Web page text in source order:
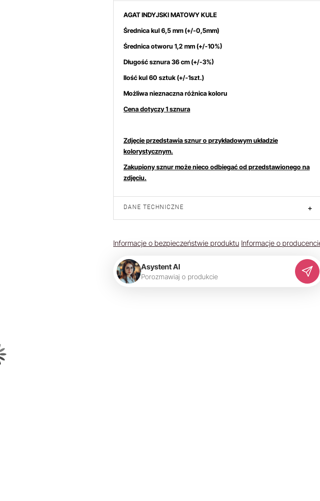
AGAT INDYJSKI MATOWY KULE
Średnica kul 6,5 mm(+/-0,5mm)
Średnica otworu 1,2 mm (+/-10%)
Długość sznura 36 cm (+/-3%)
Ilość kul 60 sztuk (+/-1szt.)
Możliwa nieznaczna różnica koloru
Cena dotyczy 1 sznura
Zdjęcie przedstawia sznur o przykładowym układzie
kolorystycznym.
Zakupiony sznur może nieco odbiegać od przedstawionego na
zdjęciu.
DANE TECHNICZNE +
Informacje o bezpieczeństwie produktu Informacje o
Asystent AI
Porozmawiaj o produkcie